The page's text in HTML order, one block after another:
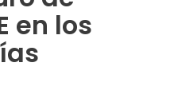
en los